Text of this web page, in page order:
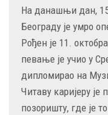
На данашњи дан,
Београду је умро
Рођен је 11.
певање је учио у
дипломирао на
Читаву каријеру
позоришту, где је